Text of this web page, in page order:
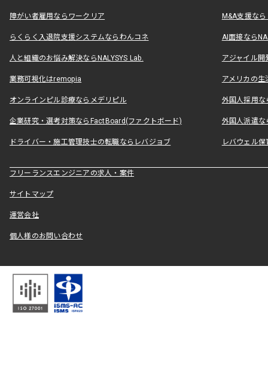
障がい者雇用ならワークリア M&A支援な
らくらく入退院支援システムならわんコネ AI面接なら
人と組織のお悩み解決ならNALYSYS Lab. アジャイル
業務可視化はremopia アメリカの
オンラインピル診療ならメデリピル 外国人採用
企業研究・選考対策ならFactBoard(ファクトボード) 外国人派遣な
ドライバー・施工管理技士の転職ならレバジョブ レバウェル
フリーランスエンジニアの求人・案件
サイトマップ
運営会社
個人様のお問い合わせ